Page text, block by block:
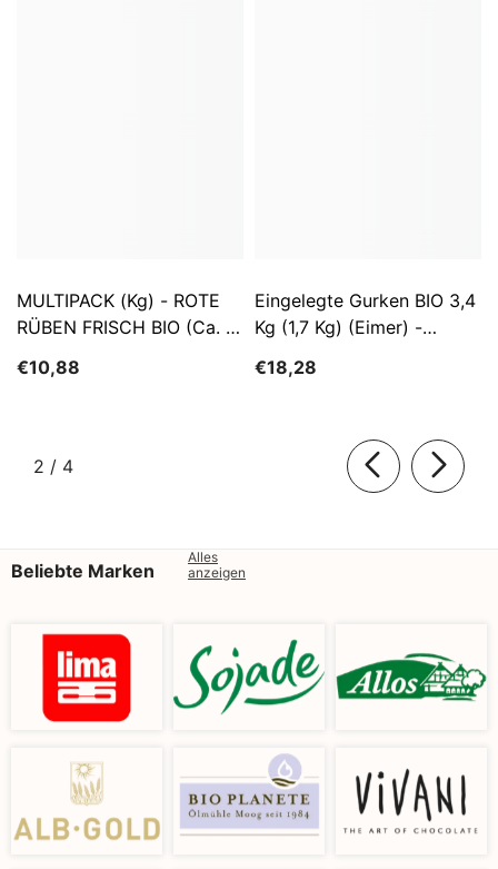
MULTIPACK (kg) - ROTE
RÜBEN FRISCH BIO (ca. 5
€10,88
Eingelegte Gurken BIO 3,4
Kg (1,7 Kg) (Eimer) -
€18,28
2 / von
4
Beliebte Marken
Alles
anzeigen